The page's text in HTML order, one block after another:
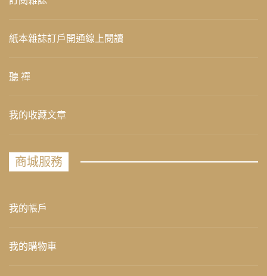
紙本雜誌訂戶開通線上閱讀
聽 禪
我的收藏文章
商城服務
我的帳戶
我的購物車